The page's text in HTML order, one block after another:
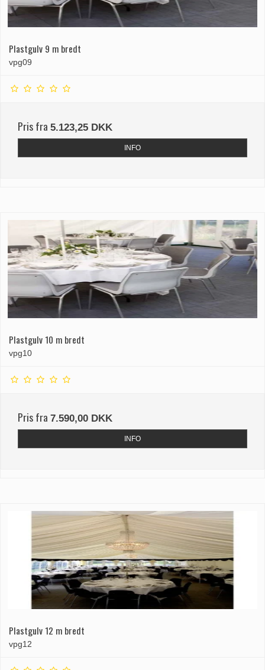
Plastgulv 9 m bredt
vpg09
Pris fra 5.123,25 DKK
INFO
Plastgulv 10 m bredt
vpg10
Pris fra 7.590,00 DKK
INFO
Plastgulv 12 m bredt
vpg12